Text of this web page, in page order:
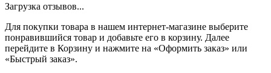
Загрузка отзывов...
Для покупки товара в нашем интернет-магазине выберите
понравившийся товар и добавьте его в корзину. Далее
перейдите в Корзину и нажмите на «Оформить заказ» или
«Быстрый заказ».